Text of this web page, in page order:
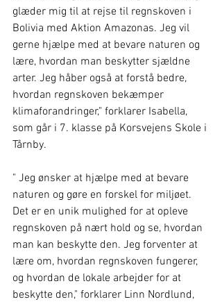
glæder mig til at rejse til regnskoven i
Bolivia med Aktion Amazonas. Jeg vil
gerne hjælpe med at bevare naturen og
lære, hvordan man beskytter sjældne
arter. Jeg håber også at forstå bedre,
hvordan regnskoven bekæmper
klimaforandringer," forklarer Isabella,
som går i 7. klasse på Korsvejens Skole i
Tårnby.
" Jeg ønsker at hjælpe med at bevare
naturen og gøre en forskel for miljøet.
Det er en unik mulighed for at opleve
regnskoven på nært hold og se, hvordan
man kan beskytte den. Jeg forventer at
lære om, hvordan regnskoven fungerer,
og hvordan de lokale arbejder for at
beskytte den," forklarer Linn Nordlund,